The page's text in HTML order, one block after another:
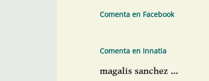
Comenta en Facebook
Comenta en Innatia
magalis sanchez ...